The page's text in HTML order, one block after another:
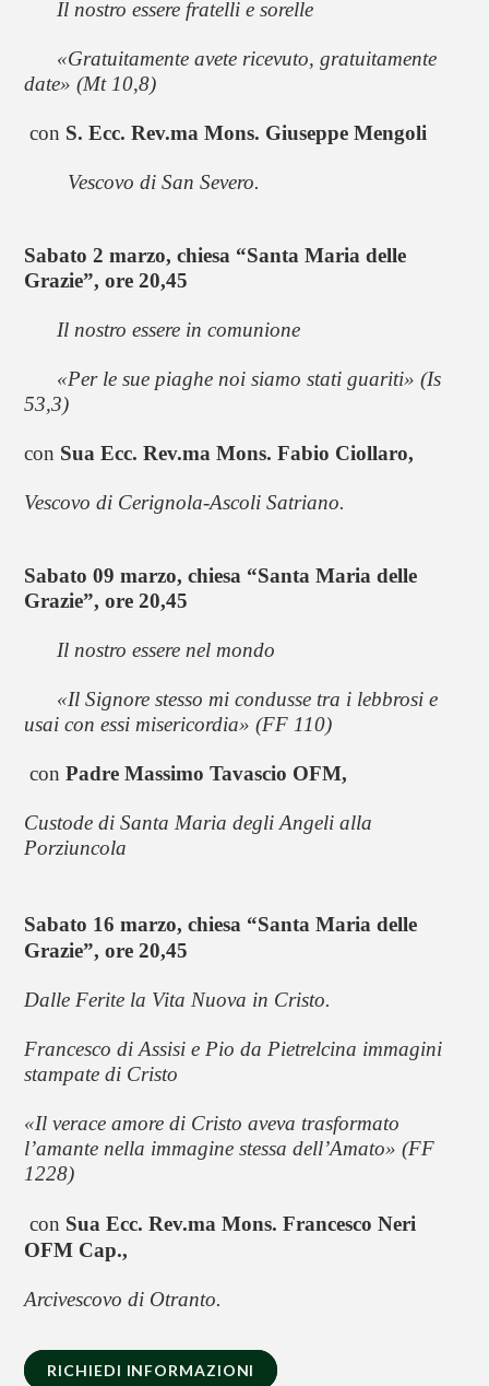
Il nostro essere fratelli e sorelle
«Gratuitamente avete ricevuto, gratuitamente
date» (Mt 10,8)
con S. Ecc. Rev.ma Mons. Giuseppe Mengoli
Vescovo di San Severo.
Sabato 2 marzo, chiesa “Santa Maria delle
Grazie”, ore 20,45
Il nostro essere in comunione
«Per le sue piaghe noi siamo stati guariti» (Is
53,3)
con Sua Ecc. Rev.ma Mons. Fabio Ciollaro,
Vescovo di Cerignola-Ascoli Satriano.
Sabato 09 marzo, chiesa “Santa Maria delle
Grazie”, ore 20,45
Il nostro essere nel mondo
«Il Signore stesso mi condusse tra i lebbrosi e
usai con essi misericordia» (FF 110)
con Padre Massimo Tavascio OFM,
Custode di Santa Maria degli Angeli alla
Porziuncola
Sabato 16 marzo, chiesa “Santa Maria delle
Grazie”, ore 20,45
Dalle Ferite la Vita Nuova in Cristo.
Francesco di Assisi e Pio da Pietrelcina immagini
stampate di Cristo
«Il verace amore di Cristo aveva trasformato
l’amante nella immagine stessa dell’Amato» (FF
1228)
con Sua Ecc. Rev.ma Mons. Francesco Neri
OFM Cap.,
Arcivescovo di Otranto.
RICHIEDI INFORMAZIONI